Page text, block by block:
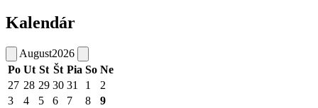
Kalendár
August2026
Po Ut St Št Pia So Ne
27 28 29 30 31 1
2
3
4 5 6 7 8
9